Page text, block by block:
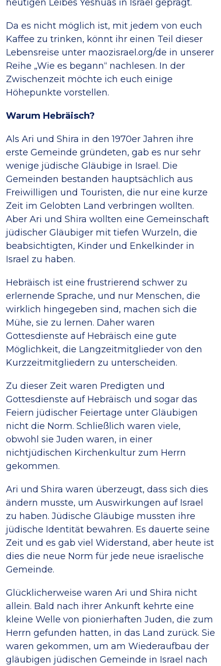
heutigen Leibes Yeshuas in Israel geprägt.
Da es nicht möglich ist, mit jedem von euch
Kaffee zu trinken, könnt ihr einen Teil dieser
Lebensreise unter maozisrael.org/de in unserer
Reihe „Wie es begann“ nachlesen. In der
Zwischenzeit möchte ich euch einige
Höhepunkte vorstellen.
Warum Hebräisch?
Als Ari und Shira in den 1970er Jahren ihre
erste Gemeinde gründeten, gab es nur sehr
wenige jüdische Gläubige in Israel. Die
Gemeinden bestanden hauptsächlich aus
Freiwilligen und Touristen, die nur eine kurze
Zeit im Gelobten Land verbringen wollten.
Aber Ari und Shira wollten eine Gemeinschaft
jüdischer Gläubiger mit tiefen Wurzeln, die
beabsichtigten, Kinder und Enkelkinder in
Israel zu haben.
Hebräisch ist eine frustrierend schwer zu
erlernende Sprache, und nur Menschen, die
wirklich hingegeben sind, machen sich die
Mühe, sie zu lernen. Daher waren
Gottesdienste auf Hebräisch eine gute
Möglichkeit, die Langzeitmitglieder von den
Kurzzeitmitgliedern zu unterscheiden.
Zu dieser Zeit waren Predigten und
Gottesdienste auf Hebräisch und sogar das
Feiern jüdischer Feiertage unter Gläubigen
nicht die Norm. Schließlich waren viele,
obwohl sie Juden waren, in einer
nichtjüdischen Kirchenkultur zum Herrn
gekommen.
Ari und Shira waren überzeugt, dass sich dies
ändern musste, um Auswirkungen auf Israel
zu haben. Jüdische Gläubige mussten ihre
jüdische Identität bewahren. Es dauerte seine
Zeit und es gab viel Widerstand, aber heute ist
dies die neue Norm für jede neue israelische
Gemeinde.
Glücklicherweise waren Ari und Shira nicht
allein. Bald nach ihrer Ankunft kehrte eine
kleine Welle von pionierhaften Juden, die zum
Herrn gefunden hatten, in das Land zurück. Sie
waren gekommen, um am Wiederaufbau der
gläubigen jüdischen Gemeinde in Israel nach